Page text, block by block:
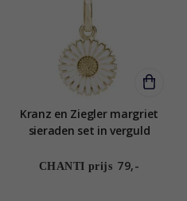
Kranz en Ziegler margriet
sieraden set in verguld
CHANTI prijs 79,-